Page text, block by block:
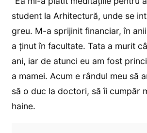
student la Arhitectură, unde se
greu. M-a sprijinit financiar, în
a ținut în facultate. Tata a murit
ani, iar de atunci eu am fost
a mamei. Acum e rândul meu să
să o duc la doctori, să îi cumpăr
haine.